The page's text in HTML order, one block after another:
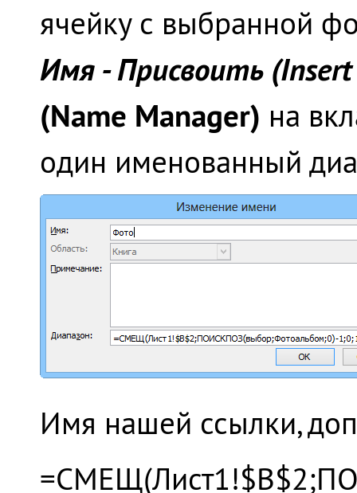
ячейку с выбранной
Имя - Присвоить (Insert
(Name Manager) на
один именованный
Имя нашей ссылки,